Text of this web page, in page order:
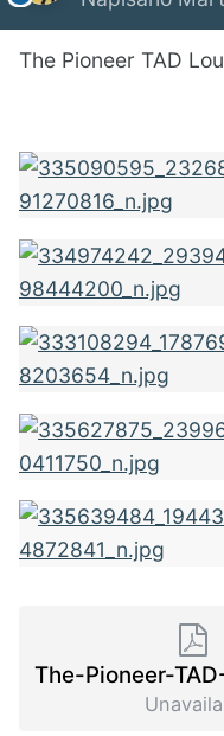
The Pioneer TAD